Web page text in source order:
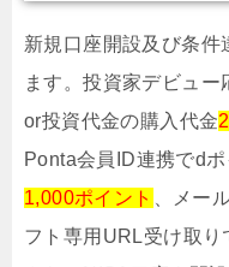
新規口座開設及び条件
ます。投資家デビュ
or投資代金の購入代金
Ponta会員ID連携でd
1,000ポイント
、メー
フト専用URL受け取り